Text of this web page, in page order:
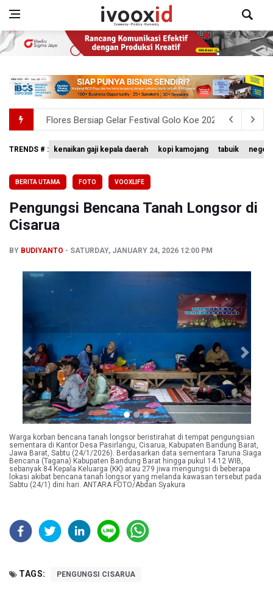
Flores Bersiap Gelar Festival Golo Koe 2026,
Kemkomdigi Targetkan Reaktivasi IGRS Rampung 2026
BGN Wajibkan Ompreng MBG Cantumkan Batas Waktu
BEI Catat Pertumbuhan Investor Saham Capai 10,05
TRENDS # : kenaikan gaji kepala daerah kopi kamojang tabuik
BERITA UTAMA FOTO VOOXLIFE
Pengungsi Bencana Tanah Longsor di
Cisarua
BY BUDIYANTO SATURDAY, JANUARY 24, 2026 12:00 PM
Previous Next
Warga korban bencana tanah longsor beristirahat di tempat pengungsian
sementara di Kantor Desa Pasirlangu, Cisarua, Kabupaten Bandung Barat,
Jawa Barat, Sabtu (24/1/2026). Berdasarkan data sementara Taruna Siaga
Bencana (Tagana) Kabupaten Bandung Barat hingga pukul 14.12 WIB,
sebanyak 84 Kepala Keluarga (KK) atau 279 jiwa mengungsi di beberapa
lokasi akibat bencana tanah longsor yang melanda kawasan tersebut pada
Sabtu (24/1) dini hari. ANTARA FOTO/Abdan Syakura
TAGS: PENGUNGSI CISARUA